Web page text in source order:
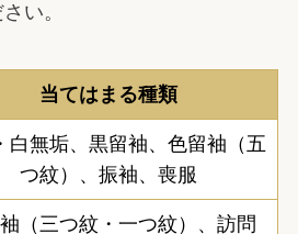
い。
当てはまる種類
白無垢、黒留袖、色留袖（五
つ紋）、振袖、喪服
（三つ紋・一つ紋）、訪問